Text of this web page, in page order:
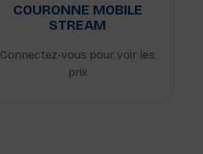
COURONNE MOBILE
STREAM
Connectez-vous pour voir les
prix